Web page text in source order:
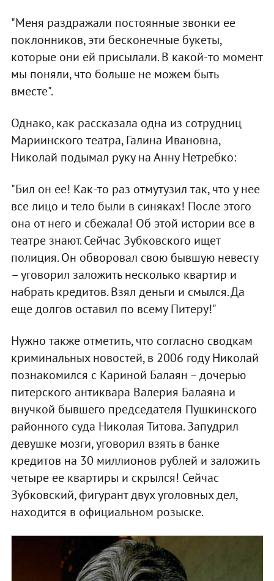
"Меня раздражали постоянные звонки ее
поклонников, эти бесконечные букеты,
которые они ей присылали. В какой-то момент
мы поняли, что больше не можем быть
вместе".
Однако, как рассказала одна из сотрудниц
Мариинского театра, Галина Ивановна,
Николай подымал руку на Анну Нетребко:
"Бил он ее! Как-то раз отмутузил так, что у нее
все лицо и тело были в синяках! После этого
она от него и сбежала! Об этой истории все в
театре знают. Сейчас Зубковского ищет
полиция. Он обворовал свою бывшую невесту
– уговорил заложить несколько квартир и
набрать кредитов. Взял деньги и смылся. Да
еще долгов оставил по всему Питеру!"
Нужно также отметить, что согласно сводкам
криминальных новостей, в 2006 году Николай
познакомился с Кариной Балаян – дочерью
питерского антиквара Валерия Балаяна и
внучкой бывшего председателя Пушкинского
районного суда Николая Титова. Запудрил
девушке мозги, уговорил взять в банке
кредитов на 30 миллионов рублей и заложить
четыре ее квартиры и скрылся! Сейчас
Зубковский, фигурант двух уголовных дел,
находится в официальном розыске.